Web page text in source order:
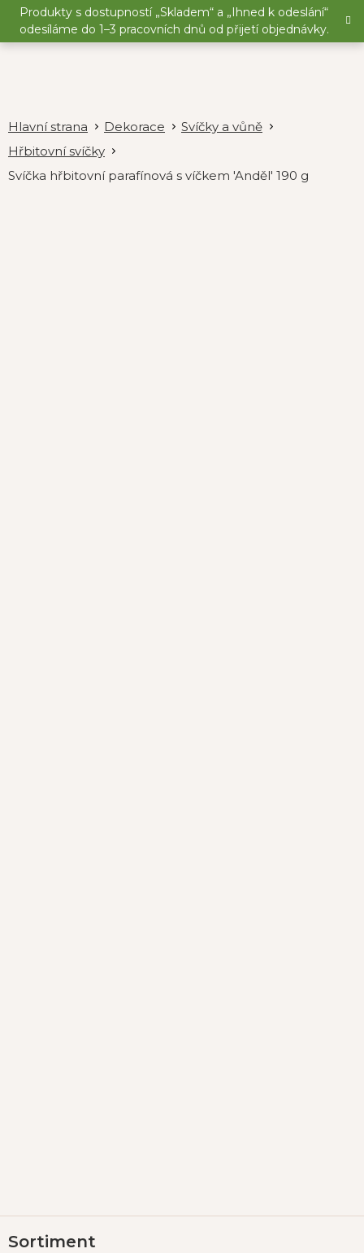
Přejít
obsah
Produkty s dostupností „Skladem“ a „Ihned k odeslání“
odesíláme do 1–3 pracovních dnů od přijetí objednávky.
Dekorace
Svíčky a vůně
Hřbitovní svíčky
Svíčka hřbitovní parafínová s víčkem 'Anděl' 190 g
áSortiment